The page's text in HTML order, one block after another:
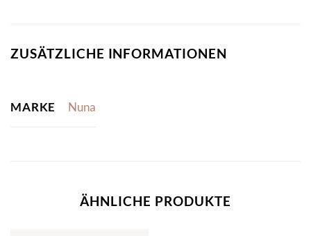
ZUSÄTZLICHE INFORMATIONEN
MARKE Nuna
ÄHNLICHE PRODUKTE